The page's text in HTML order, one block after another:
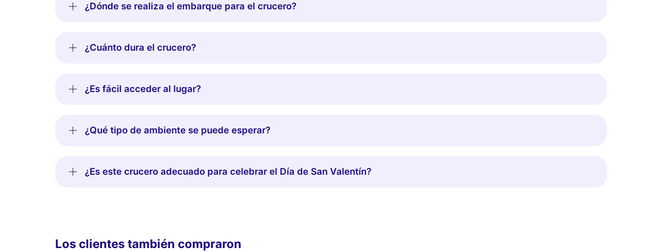
¿Dónde se realiza el embarque para el crucero?
¿Cuánto dura el crucero?
¿Es fácil acceder al lugar?
¿Qué tipo de ambiente se puede esperar?
¿Es este crucero adecuado para celebrar el Día de San Valentín?
Los clientes también compraron